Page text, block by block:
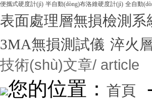
便攜式硬度計(jì) 半自動(dòng)布洛維硬度計(jì) 全自動
表面處理層無損檢測系
3MA無損測試儀 淬火
技術(shù)文章/ article
您的位置： 首頁